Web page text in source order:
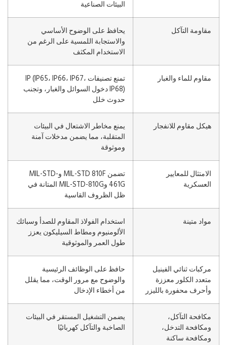
البيئات الصناعية
مقاومة التآكل
يحافظ على الوضوح الأساسي
والاستجابة اللمسية على الرغم من
الاستخدام المكثف
مقاوم للماء والغبار
تمنع تصنيفات IP (IP65، IP66، IP67،
IP68) دخول السوائل والغبار، وتجنب
حدوث خلل
هيكل مقاوم للانفجار
يمنع مخاطر الاشتعال في البيئات
المتقلبة، مما يضمن مدخلات آمنة
وموثوقة
الامتثال للمعايير
العسكرية
تضمن MIL-STD 810F وMIL-STD-
461G وMIL-STD-810G المتانة في
ظل الظروف القاسية
مواد متينة
استخدام الفولاذ المقاوم للصدأ وسبائك
الألومنيوم ومطاط السيليكون يعزز
طول العمر والموثوقية
مركبات ثنائي الفينيل
متعدد الكلور معززة
وأحرف محفورة بالليزر
حافظ على الوظائف الرئيسية
والوضوح مع مرور الوقت، مما يقلل
من أخطاء الإدخال
مكافحة التآكل،
ومكافحة التدخل،
ومكافحة ساكنة
يضمن التشغيل المستقر في البيئات
الصاخبة والتآكل كهربائيًا